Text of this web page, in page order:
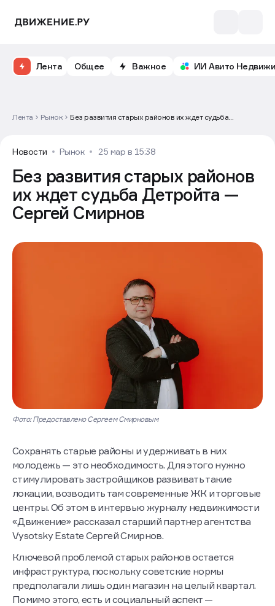
Лента Общее Важное ИИ Авито
Лента Рынок
Без развития старых районов их ждет судьба
Новости Рынок 25 мар в 15:38
Без развития старых районов
их ждет судьба Детройта —
Сергей Смирнов
Фото: Предоставлено Сергеем Смирновым
Сохранять старые районы и удерживать в них
молодежь — это необходимость. Для этого нужно
стимулировать застройщиков развивать такие
локации, возводить там современные ЖК и торговые
центры. Об этом в интервью журналу недвижимости
«Движение» рассказал старший партнер агентства
Vysotsky Estate Сергей Смирнов.
Ключевой проблемой старых районов остается
инфраструктура, поскольку советские нормы
предполагали лишь один магазин на целый квартал.
Помимо этого, есть и социальный аспект —